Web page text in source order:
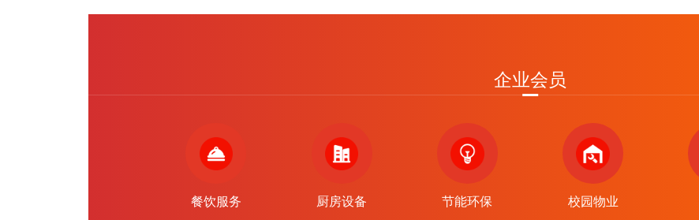
企业会员
餐饮服务 厨房设备 节能环保 校园物业